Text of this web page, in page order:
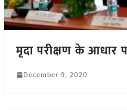
मृदा परीक्षण के आधार
December 9, 2020